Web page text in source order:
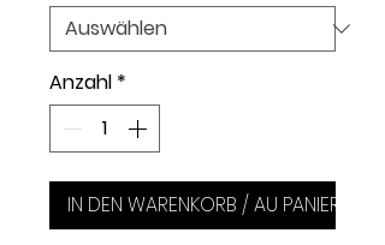
Anzahl *
IN DEN WARENKORB / AU PANIER